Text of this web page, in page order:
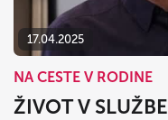
17.04.2025
NA CESTE V RODINE
ŽIVOT V SLUŽBE